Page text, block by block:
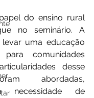
do ensino rural
no seminário. A
uma educação
comunidades
desse
abordadas,
necessidade de